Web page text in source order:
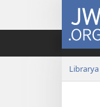
JW.ORG
Librarya